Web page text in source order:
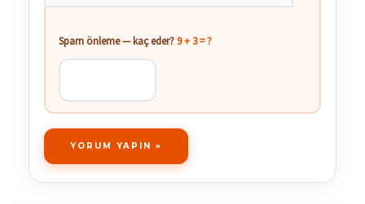
Spam önleme — kaç eder?9 + 3 = ?